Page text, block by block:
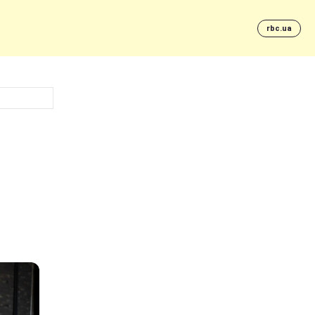
rbc.ua